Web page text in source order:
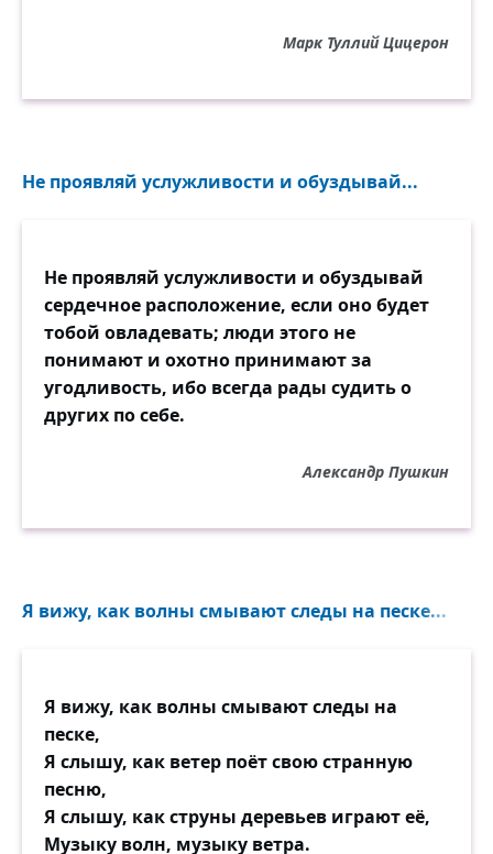
Марк Туллий Цицерон
Не проявляй услужливости и обуздывай...
Не проявляй услужливости и обуздывай
сердечное расположение, если оно будет
тобой овладевать; люди этого не
понимают и охотно принимают за
угодливость, ибо всегда рады судить о
других по себе.
Александр Пушкин
Я вижу, как волны смывают следы на песке...
Я вижу, как волны смывают следы на
песке,
Я слышу, как ветер поёт свою странную
песню,
Я слышу, как струны деревьев играют её,
Музыку волн, музыку ветра.